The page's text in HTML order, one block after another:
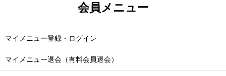
会員メニュー
マイメニュー登録・ログイン
マイメニュー退会（有料会員退会）